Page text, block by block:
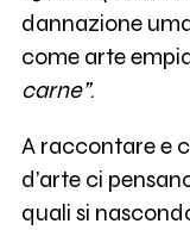
dannazione
come arte
carne”.
A raccontare e
d’arte ci
quali si